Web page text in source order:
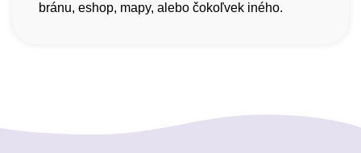
bránu, eshop, mapy, alebo čokoľvek iného.